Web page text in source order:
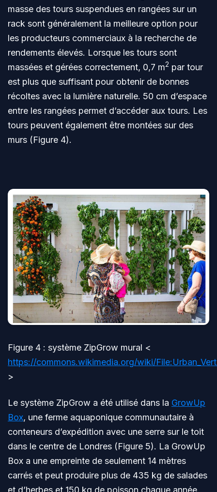
masse des tours suspendues en rangées sur un
rack sont généralement la meilleure option pour
les producteurs commerciaux à la recherche de
rendements élevés. Lorsque les tours sont
massées et gérées correctement, 0,7 m2 par tour
est plus que suffisant pour obtenir de bonnes
récoltes avec la lumière naturelle. 50 cm d’espace
entre les rangées permet d’accéder aux tours. Les
tours peuvent également être montées sur des
murs (Figure 4).
Figure 4 : système ZipGrow mural <
https://commons.wikimedia.org/wiki/
>
Le système ZipGrow a été utilisé dans la GrowUp
Box, une ferme aquaponique communautaire à
conteneurs d’expédition avec une serre sur le toit
dans le centre de Londres (Figure 5). La GrowUp
Box a une empreinte de seulement 14 mètres
carrés et peut produire plus de 435 kg de salades
et d’herbes et 150 kg de poisson chaque année.